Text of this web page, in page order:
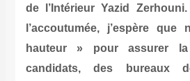
de l’Intérieur Yazid
l’accoutumée, j’espère
hauteur » pour assurer
candidats, des bureaux